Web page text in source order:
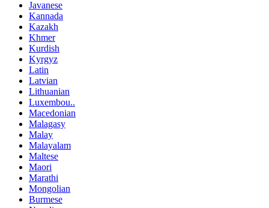
Javanese
Kannada
Kazakh
Khmer
Kurdish
Kyrgyz
Latin
Latvian
Lithuanian
Luxembou..
Macedonian
Malagasy
Malay
Malayalam
Maltese
Maori
Marathi
Mongolian
Burmese